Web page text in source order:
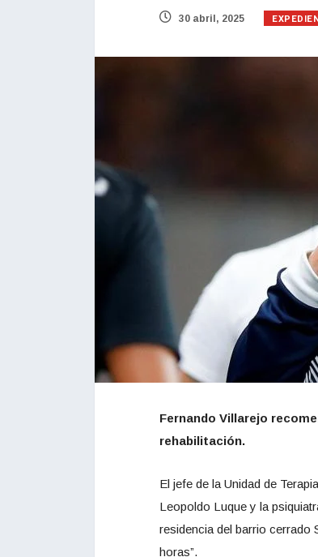
30 abril, 2025
Fernando Villarejo
rehabilitación.
El jefe de la Unidad de
Leopoldo Luque y la
residencia del barrio cerrado
horas”.